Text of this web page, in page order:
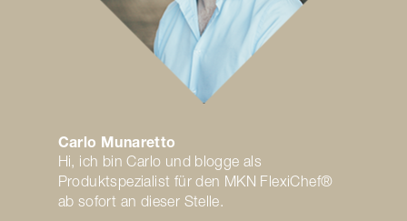
Carlo Munaretto
Hi, ich bin Carlo und blogge als
Produktspezialist für den MKN FlexiChef®
ab sofort an dieser Stelle.